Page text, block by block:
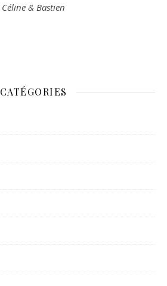
Céline & Bastien
CATÉGORIES